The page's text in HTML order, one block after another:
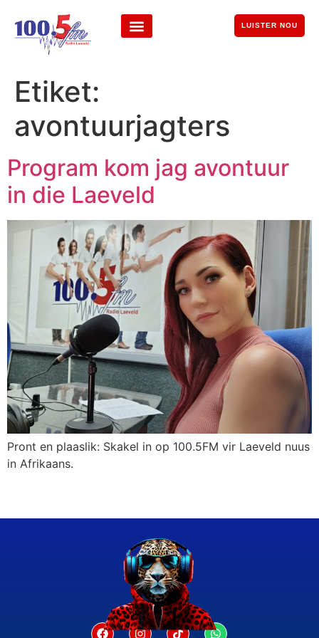
LUISTER NOU
Etiket:
avontuurjagters
Program kom jag avontuur
in die Laeveld
Pront en plaaslik: Skakel in op 100.5FM vir Laeveld nuus
in Afrikaans.